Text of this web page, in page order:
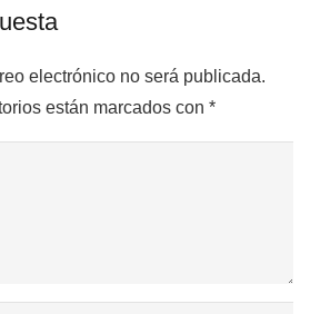
electrónico no será publicada.
están marcados con *